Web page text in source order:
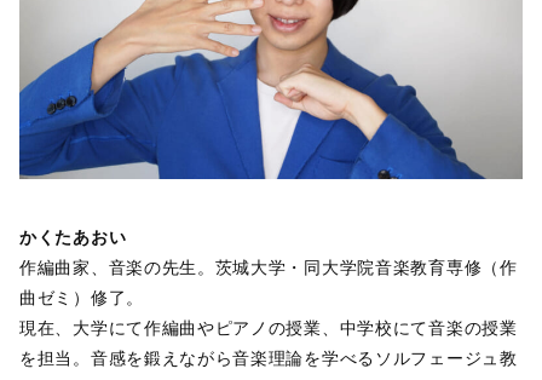
かくたあおい
作編曲家、音楽の先生。茨城大学・同大学院音楽教育専修（作
曲ゼミ）修了。
現在、大学にて作編曲やピアノの授業、中学校にて音楽の授業
を担当。音感を鍛えながら音楽理論を学べるソルフェージュ教